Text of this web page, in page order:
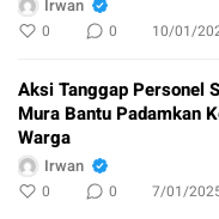
Irwan
0 0 10/01/
Aksi Tanggap Personel
Mura Bantu Padamkan
Warga
Irwan
0 0 7/01/